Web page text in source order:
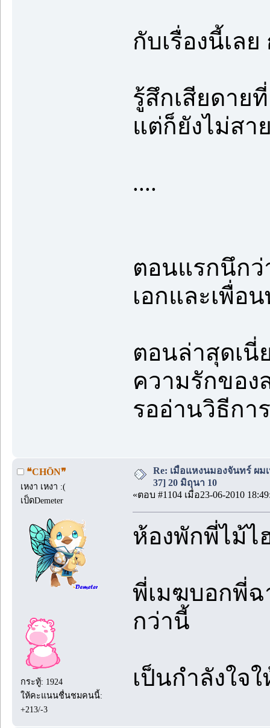
กับเรื่องนี้เล
รู้สึกเสียดาย
แต่ก็ยังไม่สา
....
ตอนแรกนึกว่
เอกและเพื่อ
ตอนล่าสุดเนี่
ความรักขอ
รออ่านวิธีกา
❝CHŌN❞
เหงา เหงา :(
เป็ดDemeter
กระทู้: 1924
ให้คะแนนชื่นชมคนนี้:
+213/-3
Re: เมื่อแหงนมองจันทร์ ผม
37] 20 มิถุนา 10
«ตอบ #1104 เมื่อ23-06-2010
ห้องพักพี่ไม้ไ
พี่เมฆบอกพี่ฉ
กว่านี้
เป็นกำลังใจ